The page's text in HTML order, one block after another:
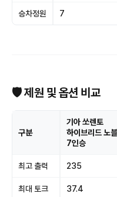
승차정원 7
🛡 제원 및 옵션 비교
구분
기아 쏘렌토
하이브리드 노
7인승
최고 출력 235
최대 토크 37.4